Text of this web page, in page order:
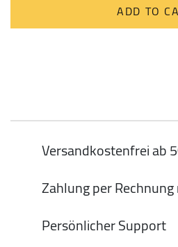
Kikkerland
ADD TO
Versandkostenfrei ab
Zahlung per
Persönlicher Support